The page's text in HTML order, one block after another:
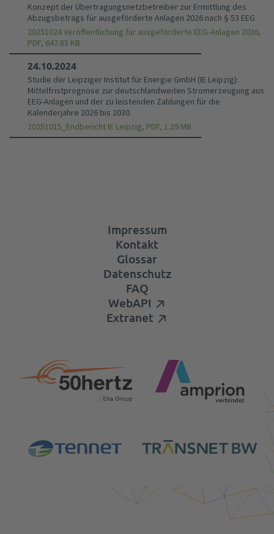
Konzept der Übertragungsnetzbetreiber zur Ermittlung des
Abzugsbetrags für ausgeförderte Anlagen 2026 nach § 53 EEG
20251024 Veröffentlichung für ausgeförderte EEG-Anlagen 2026,
PDF, 647.85 KB
24.10.2024
Studie der Leipziger Institut für Energie GmbH (IE Leipzig):
Mittelfristprognose zur deutschlandweiten Stromerzeugung aus
EEG-Anlagen und der zu leistenden Zahlungen für die
Kalenderjahre 2026 bis 2030
20251015_Endbericht IE Leipzig, PDF, 1.29 MB
Impressum
Kontakt
Glossar
Datenschutz
FAQ
WebAPI
Extranet